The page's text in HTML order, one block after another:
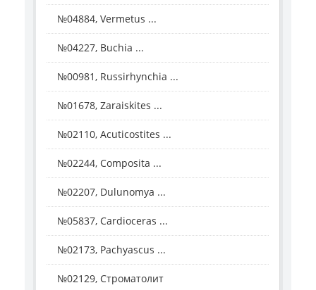
№04884, Vermetus ...
№04227, Buchia ...
№00981, Russirhynchia ...
№01678, Zaraiskites ...
№02110, Acuticostites ...
№02244, Composita ...
№02207, Dulunomya ...
№05837, Cardioceras ...
№02173, Pachyascus ...
№02129, Строматолит